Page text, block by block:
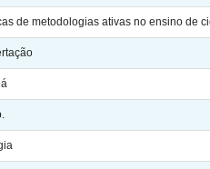
de metodologias ativas no ensino de